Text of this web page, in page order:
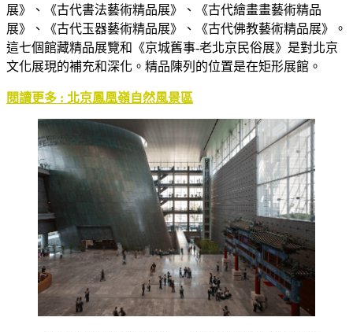
展》、《古代書法藝術精品展》、《古代繪畫畫藝術精品
展》、《古代玉器藝術精品展》、《古代佛教藝術精品展》。
這七個館藏精品展覽和《京城舊事-老北京民俗展》是對北京
文化展現的補充和深化。精品陳列的位置是在矩形展館。
閱讀更多 : 北京鳳凰嶺自然風景區